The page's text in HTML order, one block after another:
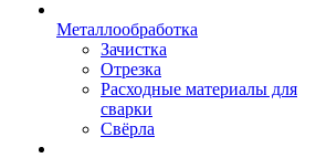
Металлообработка
Зачистка
Отрезка
Расходные материалы для
сварки
Свёрла